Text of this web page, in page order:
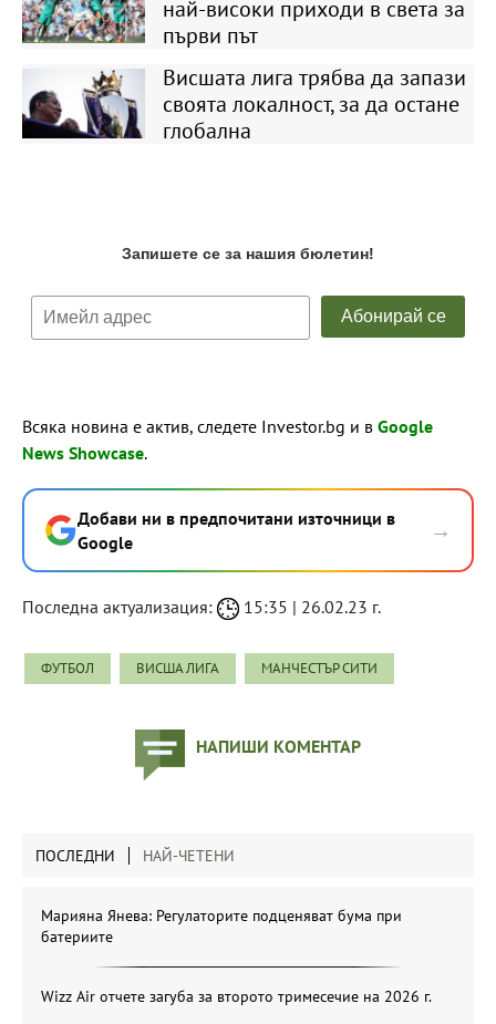
най-високи приходи в света за
първи път
Висшата лига трябва да запази
своята локалност, за да остане
глобална
Всяка новина е актив, следете Investor.bg и в Google
News Showcase.
Добави ни в предпочитани източници в
Google
→
Последна актуализация: 15:35 | 26.02.23 г.
ФУТБОЛ ВИСША ЛИГА МАНЧЕСТЪР СИТИ
НАПИШИ КОМЕНТАР
ПОСЛЕДНИ НАЙ-ЧЕТЕНИ
Марияна Янева: Регулаторите подценяват бума при
батериите
Wizz Air отчете загуба за второто тримесечие на 2026 г.